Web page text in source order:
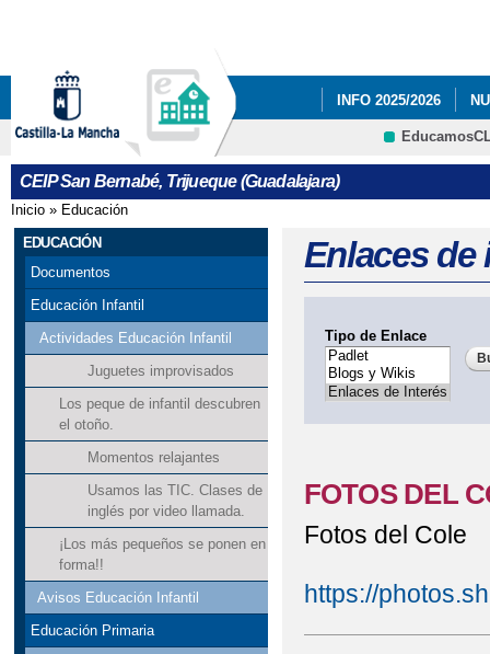
INFO 2025/2026
NUESTRAS FOTOS.
PLAN DE
RESULTADO DE LAS
CEIP San Bernabé, Trijueque (Guadalajara)
Se encuentra usted aquí
Inicio » Educación
EDUCACIÓN
Documentos
Educación Infantil
Actividades Educación Infantil
Juguetes improvisados
Los peque de infantil descubren
el otoño.
Momentos relajantes
Usamos las TIC. Clases de
inglés por video llamada.
¡Los más pequeños se ponen en
forma!!
Avisos Educación Infantil
Educación Primaria
Enlaces de
Tipo de Enlace
FOTOS DEL
Fotos del Cole
https://